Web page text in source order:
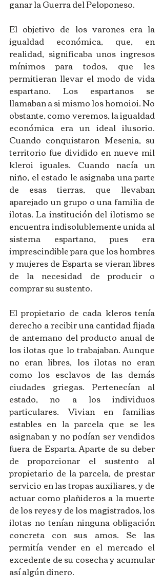
ganar la Guerra del Peloponeso.
El objetivo de los varones era la
igualdad económica, que, en
realidad, significaba unos ingresos
mínimos para todos, que les
permitieran llevar el modo de vida
espartano. Los espartanos se
llamaban a si mismo los homoioi. No
obstante, como veremos, la igualdad
económica era un ideal ilusorio.
Cuando conquistaron Mesenia, su
territorio fue dividido en nueve mil
kleroi iguales. Cuando nacía un
niño, el estado le asignaba una parte
de esas tierras, que llevaban
aparejado un grupo o una familia de
ilotas. La institución del ilotismo se
encuentra indisolublemente unida al
sistema espartano, pues era
imprescindible para que los hombres
y mujeres de Esparta se vieran libres
de la necesidad de producir o
comprar su sustento.
El propietario de cada kleros tenía
derecho a recibir una cantidad fijada
de antemano del producto anual de
los ilotas que lo trabajaban. Aunque
no eran libres, los ilotas no eran
como los esclavos de las demás
ciudades griegas. Pertenecían al
estado, no a los individuos
particulares. Vivian en familias
estables en la parcela que se les
asignaban y no podían ser vendidos
fuera de Esparta. Aparte de su deber
de proporcionar el sustento al
propietario de la parcela, de prestar
servicio en las tropas auxiliares, y de
actuar como plañideros a la muerte
de los reyes y de los magistrados, los
ilotas no tenían ninguna obligación
concreta con sus amos. Se las
permitía vender en el mercado el
excedente de su cosecha y acumular
así algún dinero.